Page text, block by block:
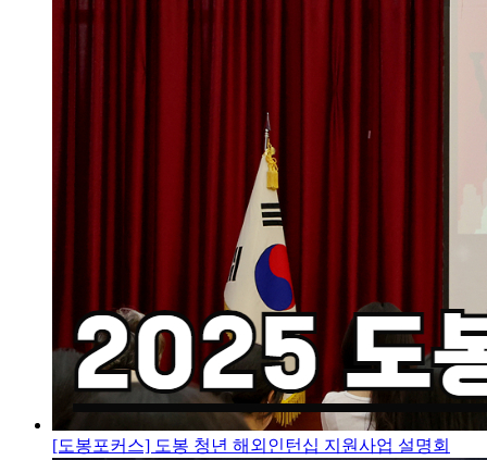
[도봉포커스] 도봉 청년 해외인턴십 지원사업 설명회